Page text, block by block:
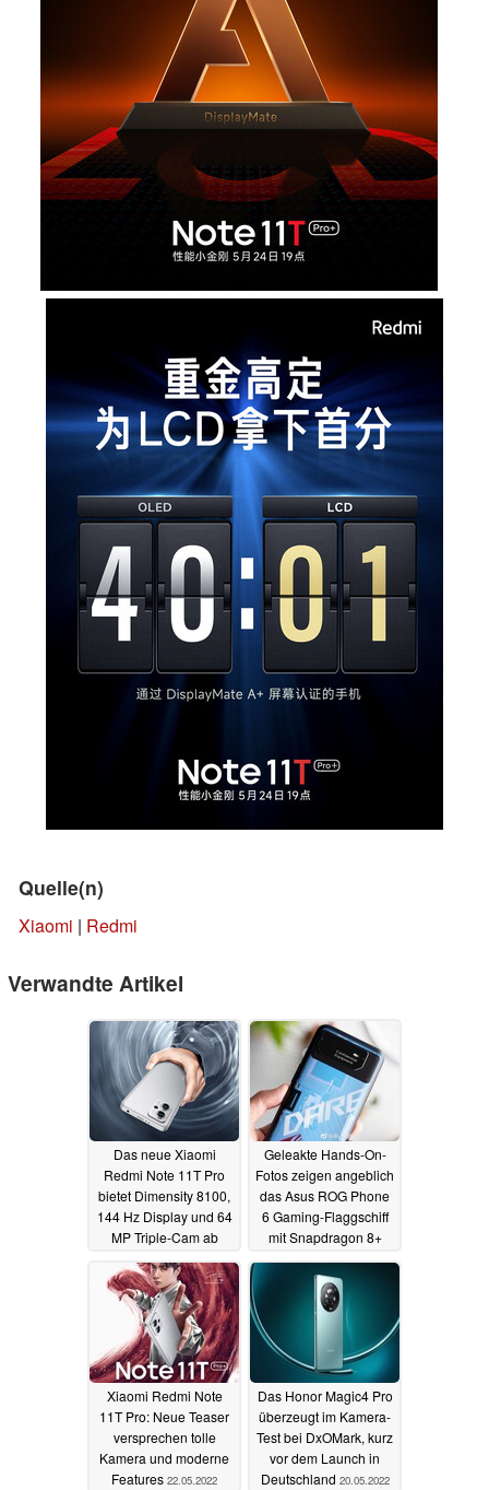
Quelle(n)
Xiaomi | Redmi
Verwandte Artikel
Das neue Xiaomi
Redmi Note 11T Pro
bietet Dimensity 8100,
144 Hz Display und 64
MP Triple-Cam ab
24.05.2022
Geleakte Hands-On-
Fotos zeigen angeblich
das Asus ROG Phone
6 Gaming-Flaggschiff
mit Snapdragon 8+
23.05.2022
Xiaomi Redmi Note
11T Pro: Neue Teaser
versprechen tolle
Kamera und moderne
Features 22.05.2022
Das Honor Magic4 Pro
überzeugt im Kamera-
Test bei DxOMark, kurz
vor dem Launch in
Deutschland 20.05.2022